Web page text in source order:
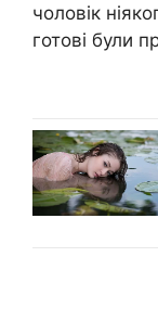
чоловік
готові були